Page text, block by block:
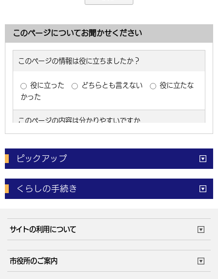
このページについてお聞かせください
ピックアップ
電子申請 窓口の混雑状況
体育施設予約状況 ご意見・ご要望
くらしの手続き
成人・仕事
住まい・引越 ごみ・環境
健康・医療 障がい・福祉
サイトの利用について
市役所のご案内